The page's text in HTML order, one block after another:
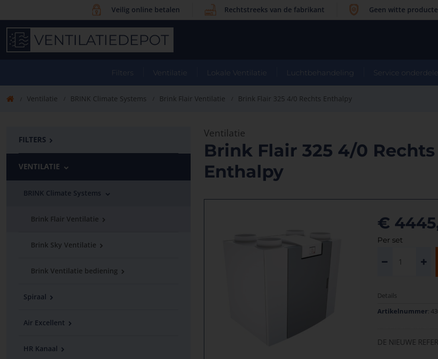
Veilig online betalen Rechtstreeks van de fabrikant Geen witte
Filters Ventilatie Lokale Ventilatie Luchtbehandeling Service
Ventilatie BRINK Climate Systems Brink Flair Ventilatie Brink Flair 325 4/0 Rechts Enthalpy
FILTERS
VENTILATIE
BRINK Climate Systems
Brink Flair Ventilatie
Brink Sky Ventilatie
Brink Ventilatie bediening
Spiraal
Air Excellent
HR Kanaal
Ventilatie
Brink Flair 325 4/0 Rechts
Enthalpy
€
Per set
Details
Artikelnummer:
DE NIEUWE